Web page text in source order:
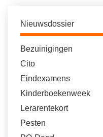
Nieuwsdossier
Bezuinigingen
Cito
Eindexamens
Kinderboekenweek
Lerarentekort
Pesten